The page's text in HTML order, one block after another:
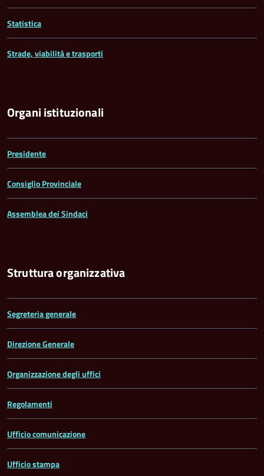
Statistica
Strade, viabilità e trasporti
Organi istituzionali
Presidente
Consiglio Provinciale
Assemblea dei Sindaci
Struttura organizzativa
Segreteria generale
Direzione Generale
Organizzazione degli uffici
Regolamenti
Ufficio comunicazione
Ufficio stampa